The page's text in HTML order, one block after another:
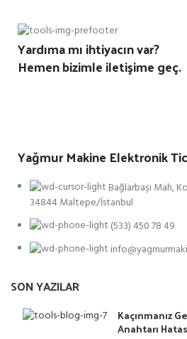
Yardıma mı ihtiyacın var?
Hemen bizimle iletişime geç.
Yağmur Makine Elektronik
Bağlarbaşı Mah,
34844 Maltepe/İstanbul
(533) 450 78 49
SON YAZILAR
Kaçınmanız
Anahtarı